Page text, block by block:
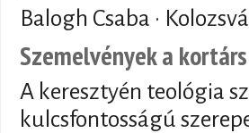
Balogh Csaba ·
Szemelvények a
A keresztyén teológia
kulcsfontosságú